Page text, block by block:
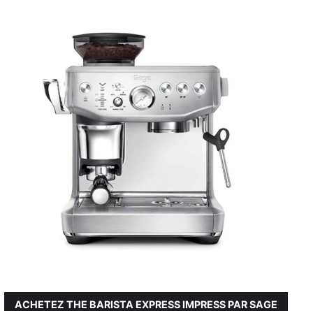
ACHETEZ THE BARISTA EXPRESS IMPRESS PAR SAGE